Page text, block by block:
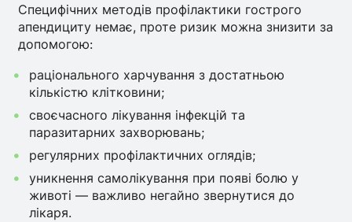
Специфічних методів профілактики гострого
апендициту немає, проте ризик можна знизити за
допомогою:
раціонального харчування з достатньою
кількістю клітковини;
своєчасного лікування інфекцій та
паразитарних захворювань;
регулярних профілактичних оглядів;
уникнення самолікування при появі болю у
животі — важливо негайно звернутися до
лікаря.